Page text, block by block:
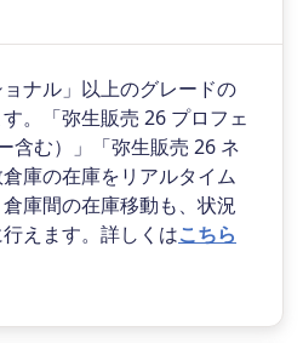
ナル」以上のグレードの
。「弥生販売 26 プロフェ
含む）」「弥生販売 26 ネ
庫の在庫をリアルタイム
庫間の在庫移動も、状況
えます。詳しくはこちら